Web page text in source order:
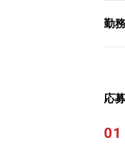
勤
応
01